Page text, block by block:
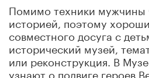
Помимо техники мужчины
историей, поэтому
совместного досуга с
исторический музей,
или реконструкция. В
узнают о подвиге героев